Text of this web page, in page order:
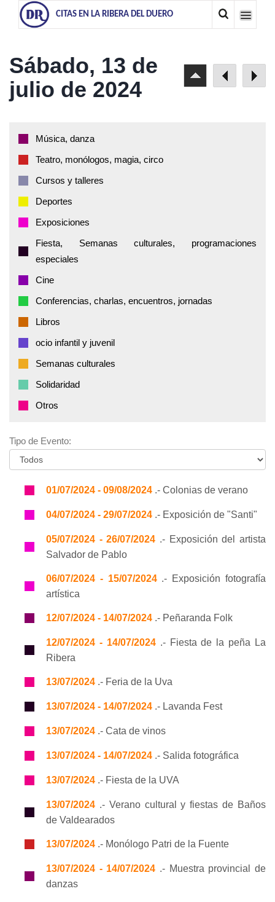
CITAS EN LA RIBERA DEL DUERO
Sábado, 13 de
julio de 2024
Música, danza
Teatro, monólogos, magia, circo
Cursos y talleres
Deportes
Exposiciones
Fiesta, Semanas culturales, programaciones
especiales
Cine
Conferencias, charlas, encuentros, jornadas
Libros
ocio infantil y juvenil
Semanas culturales
Solidaridad
Otros
Tipo de Evento:
01/07/2024 - 09/08/2024 .- Colonias de verano
04/07/2024 - 29/07/2024 .- Exposición de "Santi"
05/07/2024 - 26/07/2024 .- Exposición del artista
Salvador de Pablo
06/07/2024 - 15/07/2024.- Exposición fotografía
artística
12/07/2024 - 14/07/2024 .- Peñaranda Folk
12/07/2024 - 14/07/2024.- Fiesta de la peña La
Ribera
13/07/2024 .- Feria de la Uva
13/07/2024 - 14/07/2024 .- Lavanda Fest
13/07/2024 .- Cata de vinos
13/07/2024 - 14/07/2024 .- Salida fotográfica
13/07/2024 .- Fiesta de la UVA
13/07/2024 .- Verano cultural y fiestas de Baños
de Valdearados
13/07/2024 .- Monólogo Patri de la Fuente
13/07/2024 - 14/07/2024 .- Muestra provincial de
danzas